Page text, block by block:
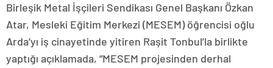
Birleşik Metal İşçileri Sendikası Genel Başkanı Özkan
Atar, Mesleki Eğitim Merkezi (MESEM) öğrencisi oğlu
Arda’yı iş cinayetinde yitiren Raşit Tonbul’la birlikte
yaptığı açıklamada, “MESEM projesinden derhal